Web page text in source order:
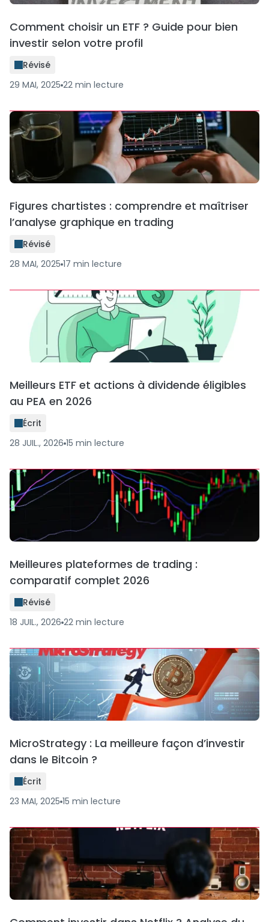
Comment choisir un ETF ? Guide pour bien
investir selon votre profil
Révisé
29 MAI, 2025 22 min lecture
Figures chartistes : comprendre et maîtriser
l’analyse graphique en trading
Révisé
28 MAI, 2025 17 min lecture
Meilleurs ETF et actions à dividende éligibles
au PEA en 2026
Écrit
28 JUIL., 2026 15 min lecture
Meilleures plateformes de trading :
comparatif complet 2026
Révisé
18 JUIL., 2026 22 min lecture
MicroStrategy : La meilleure façon d’investir
dans le Bitcoin ?
Écrit
23 MAI, 2025 15 min lecture